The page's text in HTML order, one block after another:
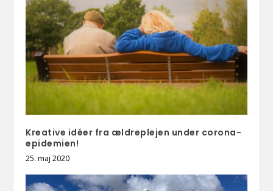
Kreative idéer fra ældreplejen under corona-
epidemien!
25. maj 2020